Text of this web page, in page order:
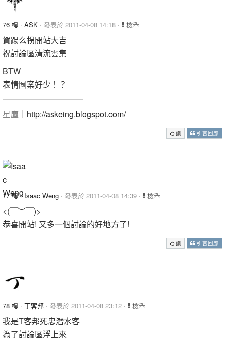
76 樓 · ASK · 發表於 2011-04-08 14:18 · 檢舉
賀踢么拐開站大吉
祝討論區清流雲集
BTW
表情圖案好少！？
星塵｜ http://askeing.blogspot.com/
讚 引言回應
77 樓·Isaac Weng · 發表於 2011-04-08 14:39 · 檢舉
<(￣︶￣)>
恭喜開站! 又多一個討論的好地方了!
讚 引言回應
78 樓 · 丁客邦 · 發表於 2011-04-08 23:12 · 檢舉
我是T客邦死忠潛水客
為了討論區浮上來